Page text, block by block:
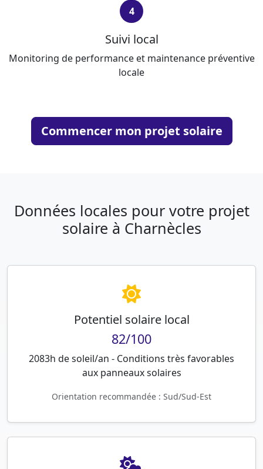
4
Suivi local
Monitoring de performance et maintenance préventive
locale
Commencer mon projet solaire
Données locales pour votre projet
solaire à Charnècles
Potentiel solaire local
82/100
2083h de soleil/an - Conditions très favorables
aux panneaux solaires
Orientation recommandée : Sud/Sud-Est